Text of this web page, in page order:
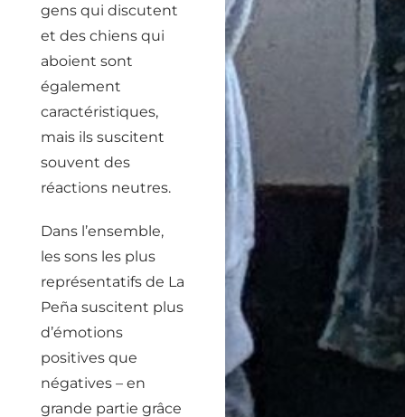
gens qui discutent
et des chiens qui
aboient sont
également
caractéristiques,
mais ils suscitent
souvent des
réactions neutres.
Dans l’ensemble,
les sons les plus
représentatifs de La
Peña suscitent plus
d’émotions
positives que
négatives – en
grande partie grâce